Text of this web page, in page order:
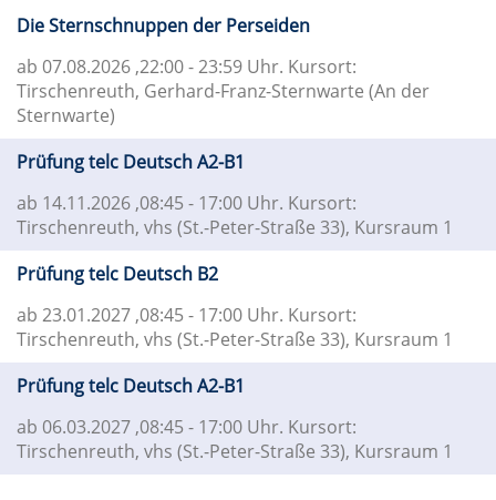
Die Sternschnuppen der Perseiden
ab 07.08.2026 ,22:00 - 23:59 Uhr. Kursort:
Tirschenreuth, Gerhard-Franz-Sternwarte (An der
Sternwarte)
Prüfung telc Deutsch A2-B1
ab 14.11.2026 ,08:45 - 17:00 Uhr. Kursort:
Tirschenreuth, vhs (St.-Peter-Straße 33), Kursraum 1
Prüfung telc Deutsch B2
ab 23.01.2027 ,08:45 - 17:00 Uhr. Kursort:
Tirschenreuth, vhs (St.-Peter-Straße 33), Kursraum 1
Prüfung telc Deutsch A2-B1
ab 06.03.2027 ,08:45 - 17:00 Uhr. Kursort:
Tirschenreuth, vhs (St.-Peter-Straße 33), Kursraum 1